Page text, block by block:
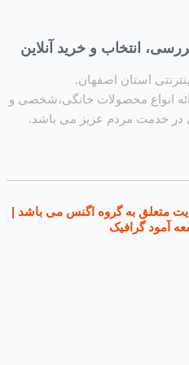
و خرید آنلاین
استان اصفهان.
محصولات خانگی،شخصی و
مردم عزیز می باشد.
به گروه اگنس می باشد |
گرافیک